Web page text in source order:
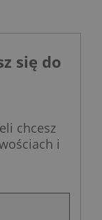
się do
chcesz
i